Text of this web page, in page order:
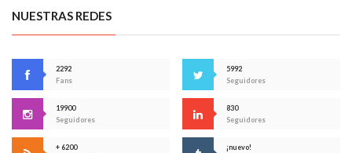
NUESTRAS REDES
2292
Fans
5992
Seguidores
19900
Seguidores
830
Seguidores
+ 6200
¡nuevo!